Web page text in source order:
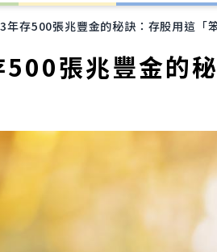
年存500張兆豐金的秘訣：存股用這「
張兆豐金的秘